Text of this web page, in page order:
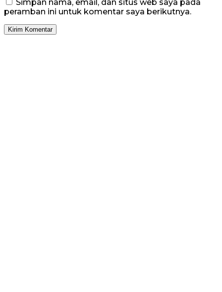
Simpan nama, email, dan situs web saya pada
peramban ini untuk komentar saya berikutnya.